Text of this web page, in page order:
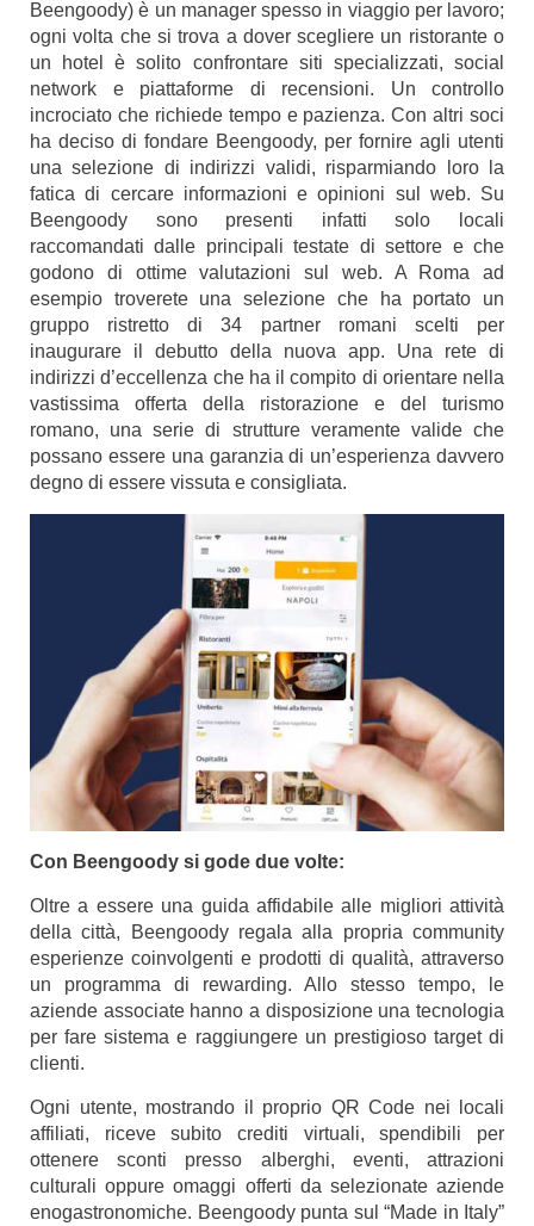
Beengoody) è un manager spesso in viaggio per lavoro;
ogni volta che si trova a dover scegliere un ristorante o
un hotel è solito confrontare siti specializzati, social
network e piattaforme di recensioni. Un controllo
incrociato che richiede tempo e pazienza. Con altri soci
ha deciso di fondare Beengoody, per fornire agli utenti
una selezione di indirizzi validi, risparmiando loro la
fatica di cercare informazioni e opinioni sul web. Su
Beengoody sono presenti infatti solo locali
raccomandati dalle principali testate di settore e che
godono di ottime valutazioni sul web. A Roma ad
esempio troverete una selezione che ha portato un
gruppo ristretto di 34 partner romani scelti per
inaugurare il debutto della nuova app. Una rete di
indirizzi d’eccellenza che ha il compito di orientare nella
vastissima offerta della ristorazione e del turismo
romano, una serie di strutture veramente valide che
possano essere una garanzia di un’esperienza davvero
degno di essere vissuta e consigliata.
Con Beengoody si gode due volte:
Oltre a essere una guida affidabile alle migliori attività
della città, Beengoody regala alla propria community
esperienze coinvolgenti e prodotti di qualità, attraverso
un programma di rewarding. Allo stesso tempo, le
aziende associate hanno a disposizione una tecnologia
per fare sistema e raggiungere un prestigioso target di
clienti.
Ogni utente, mostrando il proprio QR Code nei locali
affiliati, riceve subito crediti virtuali, spendibili per
ottenere sconti presso alberghi, eventi, attrazioni
culturali oppure omaggi offerti da selezionate aziende
enogastronomiche. Beengoody punta sul “Made in Italy”